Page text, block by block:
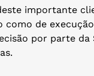
importante
como de
por parte da